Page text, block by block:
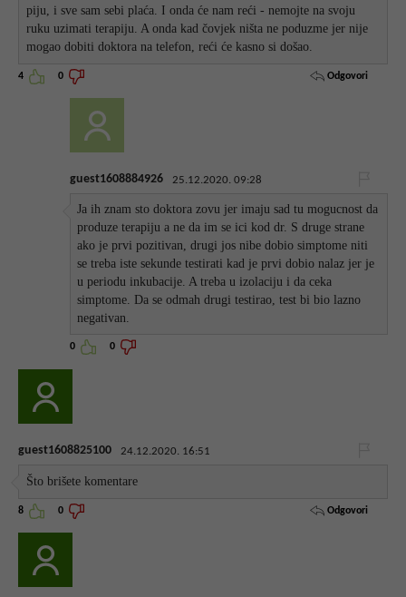
piju, i sve sam sebi plaća. I onda će nam reći - nemojte na svoju
ruku uzimati terapiju. A onda kad čovjek ništa ne poduzme jer nije
mogao dobiti doktora na telefon, reći će kasno si došao.
4 0 Odgovori
guest1608884926 25.12.2020. 09:28
Ja ih znam sto doktora zovu jer imaju sad tu mogucnost da
produze terapiju a ne da im se ici kod dr. S druge strane
ako je prvi pozitivan, drugi jos nibe dobio simptome niti
se treba iste sekunde testirati kad je prvi dobio nalaz jer je
u periodu inkubacije. A treba u izolaciju i da ceka
simptome. Da se odmah drugi testirao, test bi bio lazno
negativan.
0 0
guest1608825100 24.12.2020. 16:51
Što brišete komentare
8 0 Odgovori